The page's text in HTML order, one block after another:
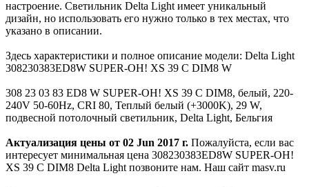
настроение. Светильник Delta Light имеет уникальный
дизайн, но использовать его нужно только в тех местах, что
указано в описании.
Здесь характеристики и полное описание модели: Delta Light
308230383ED8W SUPER-OH! XS 39 C DIM8 W
308 23 03 83 ED8 W SUPER-OH! XS 39 C DIM8, белый, 220-
240V 50-60Hz, CRI 80, Теплый белый (+3000K), 29 W,
подвесной потолочный светильник, Delta Light, Бельгия
Актуализация цены от 02 Jun 2017 г. Пожалуйста, если вас
интересует минимальная цена 308230383ED8W SUPER-OH!
XS 39 C DIM8 Delta Light позвоните нам. Наш сайт masv.ru